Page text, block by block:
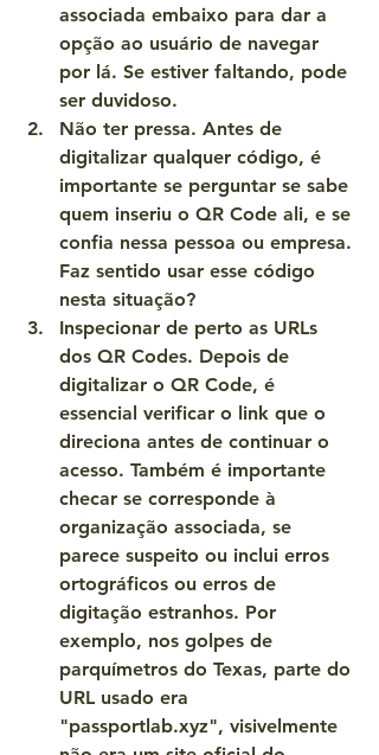
associada embaixo para dar a
opção ao usuário de navegar
por lá. Se estiver faltando, pode
ser duvidoso.
Não ter pressa. Antes de
digitalizar qualquer código, é
importante se perguntar se sabe
quem inseriu o QR Code ali, e se
confia nessa pessoa ou empresa.
Faz sentido usar esse código
nesta situação?
Inspecionar de perto as URLs
dos QR Codes. Depois de
digitalizar o QR Code, é
essencial verificar o link que o
direciona antes de continuar o
acesso. Também é importante
checar se corresponde à
organização associada, se
parece suspeito ou inclui erros
ortográficos ou erros de
digitação estranhos. Por
exemplo, nos golpes de
parquímetros do Texas, parte do
URL usado era
"passportlab.xyz", visivelmente